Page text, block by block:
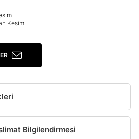
Kesim
Bilgilendirmesi